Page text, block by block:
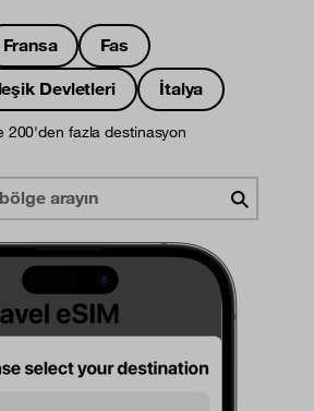
Fransa
Fas
Devletleri
İtalya
200'den fazla destinasyon